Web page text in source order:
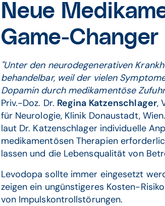
Neue
Game-Changer
"Unter den neurodegenerativen
behandelbar, weil der vielen
Dopamin durch medikamentöse
Priv.-Doz. Dr. Regina Katzenschlager,
für Neurologie, Klinik Donaustadt,
laut Dr. Katzenschlager individuelle
medikamentösen Therapien
lassen und die Lebensqualität von
Levodopa sollte immer eingesetzt
zeigen ein ungünstigeres Kosten-
von Impulskontrollstörungen.